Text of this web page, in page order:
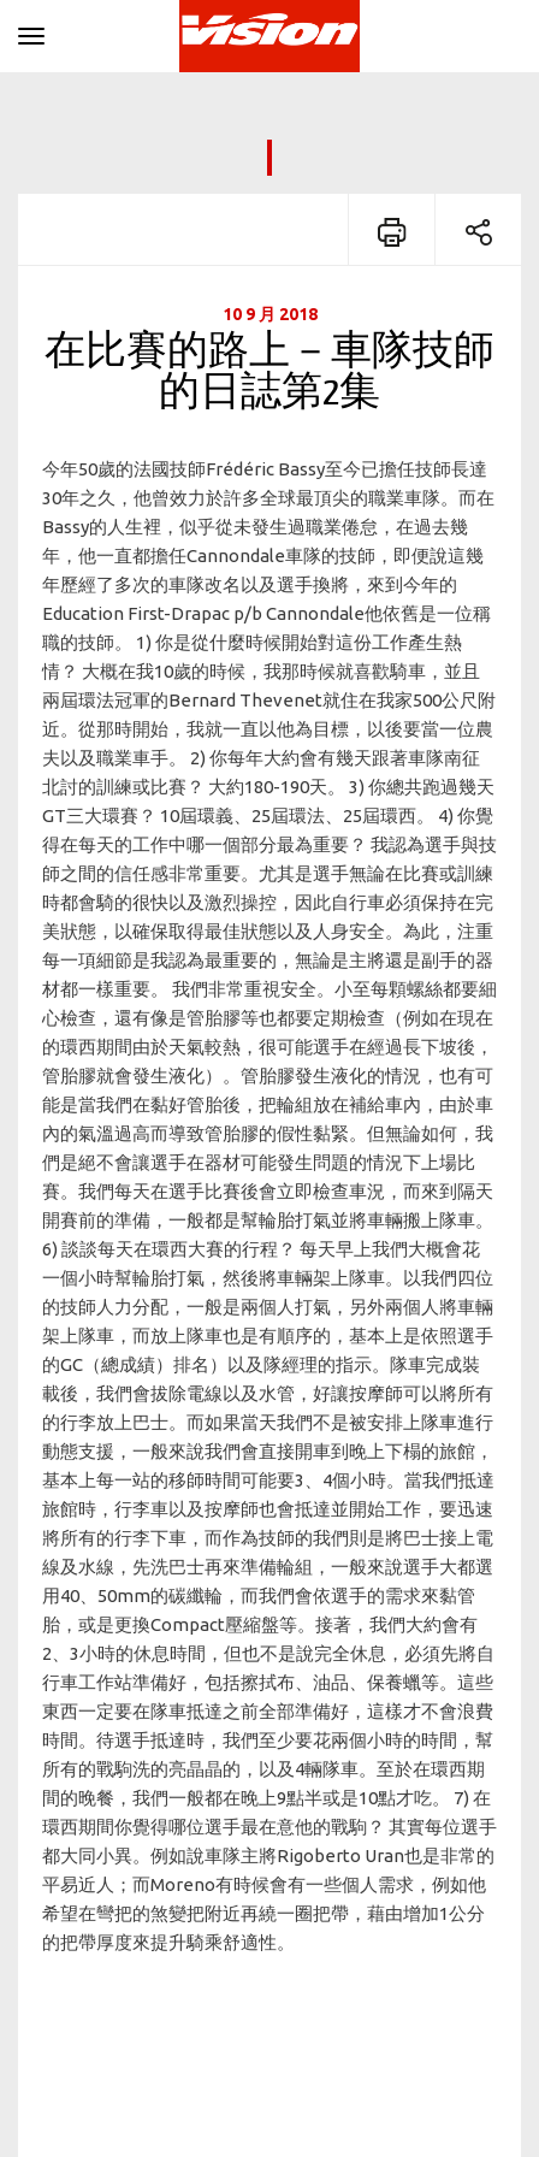
Toggle navigation
10 9 月 2018
在比賽的路上－車隊技師
的日誌第2集
今年50歲的法國技師Frédéric Bassy至今已擔任技師長達
30年之久，他曾效力於許多全球最頂尖的職業車隊。而在
Bassy的人生裡，似乎從未發生過職業倦怠，在過去幾
年，他一直都擔任Cannondale車隊的技師，即便說這幾
年歷經了多次的車隊改名以及選手換將，來到今年的
Education First-Drapac p/b Cannondale他依舊是一位稱
職的技師。 1) 你是從什麼時候開始對這份工作產生熱
情？ 大概在我10歲的時候，我那時候就喜歡騎車，並且
兩屆環法冠軍的Bernard Thevenet就住在我家500公尺附
近。從那時開始，我就一直以他為目標，以後要當一位農
夫以及職業車手。 2) 你每年大約會有幾天跟著車隊南征
北討的訓練或比賽？ 大約180-190天。 3) 你總共跑過幾天
GT三大環賽？ 10屆環義、25屆環法、25屆環西。 4) 你覺
得在每天的工作中哪一個部分最為重要？ 我認為選手與技
師之間的信任感非常重要。尤其是選手無論在比賽或訓練
時都會騎的很快以及激烈操控，因此自行車必須保持在完
美狀態，以確保取得最佳狀態以及人身安全。為此，注重
每一項細節是我認為最重要的，無論是主將還是副手的器
材都一樣重要。 我們非常重視安全。小至每顆螺絲都要細
心檢查，還有像是管胎膠等也都要定期檢查（例如在現在
的環西期間由於天氣較熱，很可能選手在經過長下坡後，
管胎膠就會發生液化）。管胎膠發生液化的情況，也有可
能是當我們在黏好管胎後，把輪組放在補給車內，由於車
內的氣溫過高而導致管胎膠的假性黏緊。但無論如何，我
們是絕不會讓選手在器材可能發生問題的情況下上場比
賽。我們每天在選手比賽後會立即檢查車況，而來到隔天
開賽前的準備，一般都是幫輪胎打氣並將車輛搬上隊車。
6) 談談每天在環西大賽的行程？ 每天早上我們大概會花
一個小時幫輪胎打氣，然後將車輛架上隊車。以我們四位
的技師人力分配，一般是兩個人打氣，另外兩個人將車輛
架上隊車，而放上隊車也是有順序的，基本上是依照選手
的GC（總成績）排名）以及隊經理的指示。隊車完成裝
載後，我們會拔除電線以及水管，好讓按摩師可以將所有
的行李放上巴士。而如果當天我們不是被安排上隊車進行
動態支援，一般來說我們會直接開車到晚上下榻的旅館，
基本上每一站的移師時間可能要3、4個小時。當我們抵達
旅館時，行李車以及按摩師也會抵達並開始工作，要迅速
將所有的行李下車，而作為技師的我們則是將巴士接上電
線及水線，先洗巴士再來準備輪組，一般來說選手大都選
用40、50mm的碳纖輪，而我們會依選手的需求來黏管
胎，或是更換Compact壓縮盤等。接著，我們大約會有
2、3小時的休息時間，但也不是說完全休息，必須先將自
行車工作站準備好，包括擦拭布、油品、保養蠟等。這些
東西一定要在隊車抵達之前全部準備好，這樣才不會浪費
時間。待選手抵達時，我們至少要花兩個小時的時間，幫
所有的戰駒洗的亮晶晶的，以及4輛隊車。至於在環西期
間的晚餐，我們一般都在晚上9點半或是10點才吃。 7) 在
環西期間你覺得哪位選手最在意他的戰駒？ 其實每位選手
都大同小異。例如說車隊主將Rigoberto Uran也是非常的
平易近人；而Moreno有時候會有一些個人需求，例如他
希望在彎把的煞變把附近再繞一圈把帶，藉由增加1公分
的把帶厚度來提升騎乘舒適性。